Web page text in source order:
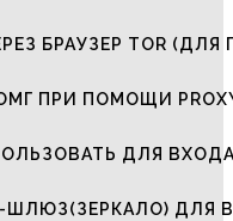
БРАУЗЕР TOR (ДЛЯ
ПРИ ПОМОЩИ
ДЛЯ
ШЛЮЗ(ЗЕРКАЛО) ДЛЯ